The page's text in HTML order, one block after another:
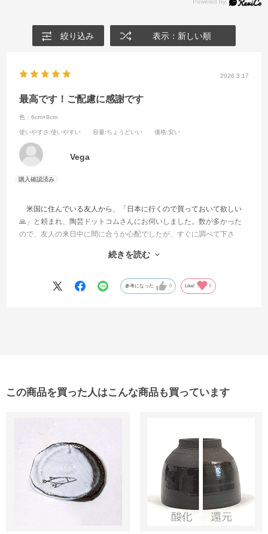
絞り込み 表示：新しい順
2026.3.17
最高です！ご配慮に感謝です
色：6cm×8cm
使いやすさ :使いやすい 容量:ちょうどいい 価格:安い
Vega
米国に住んでいる友人から、「日本に行くので買っておいて欲しい
🙏」と頼まれ、陶芸ドットコムさんにお伺いしました。数が多かった
ので、友人の来日中に間に合うか心配でしたが、すぐに調べて下さ
くださったので、箱を開けずにそのまま友人に渡せました。もう大喜
した。陶芸ドットコムさんのご配慮と、品質の良さに感謝です。あり
続きを読む
参考になった 0 Like! 0
この商品を買った人はこんな商品も買っています